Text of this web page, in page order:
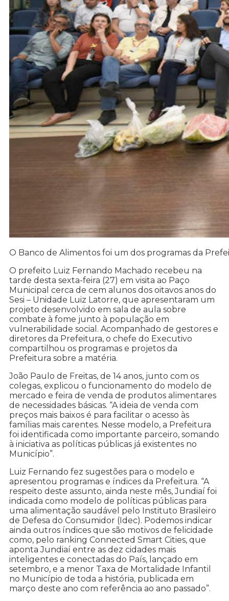
O Banco de Alimentos foi um dos programas da
O prefeito Luiz Fernando Machado recebeu na
tarde desta sexta-feira (27) em visita ao Paço
Municipal cerca de cem alunos dos oitavos anos do
Sesi – Unidade Luiz Latorre, que apresentaram um
projeto desenvolvido em sala de aula sobre
combate à fome junto à população em
vulnerabilidade social. Acompanhado de gestores e
diretores da Prefeitura, o chefe do Executivo
compartilhou os programas e projetos da
Prefeitura sobre a matéria.
João Paulo de Freitas, de 14 anos, junto com os
colegas, explicou o funcionamento do modelo de
mercado e feira de venda de produtos alimentares
de necessidades básicas. “A ideia de venda com
preços mais baixos é para facilitar o acesso às
famílias mais carentes. Nesse modelo, a Prefeitura
foi identificada como importante parceiro, somando
à iniciativa as políticas públicas já existentes no
Município”.
Luiz Fernando fez sugestões para o modelo e
apresentou programas e índices da Prefeitura. “A
respeito deste assunto, ainda neste mês, Jundiaí foi
indicada como modelo de políticas públicas para
uma alimentação saudável pelo Instituto Brasileiro
de Defesa do Consumidor (Idec). Podemos indicar
ainda outros índices que são motivos de felicidade
como, pelo ranking Connected Smart Cities, que
aponta Jundiaí entre as dez cidades mais
inteligentes e conectadas do País, lançado em
setembro, e a menor Taxa de Mortalidade Infantil
no Município de toda a história, publicada em
março deste ano com referência ao ano passado”.